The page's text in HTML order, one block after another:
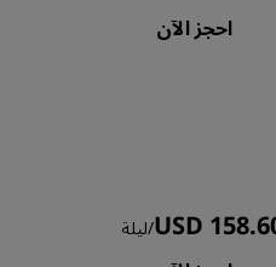
احجز الآن
USD
/ليلة